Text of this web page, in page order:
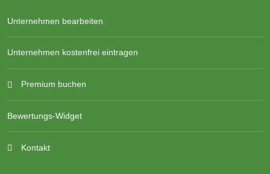
Unternehmen bearbeiten
Unternehmen kostenfrei eintragen
Premium buchen
Bewertungs-Widget
Kontakt